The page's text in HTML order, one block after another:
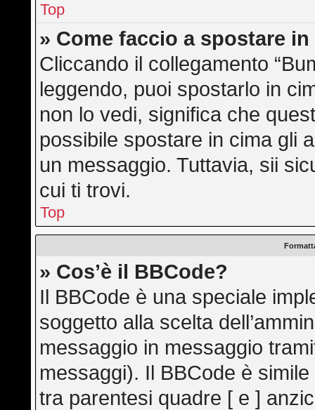
Top
» Come faccio a spostare
Cliccando il collegamento
leggendo, puoi spostarlo in
non lo vedi, significa che
possibile spostare in cima gli
un messaggio. Tuttavia, sii
cui ti trovi.
Top
» Cos’è il BBCode?
Il BBCode è una speciale
soggetto alla scelta
messaggio in messaggio
messaggi). Il BBCode è
tra parentesi quadre [ e ]